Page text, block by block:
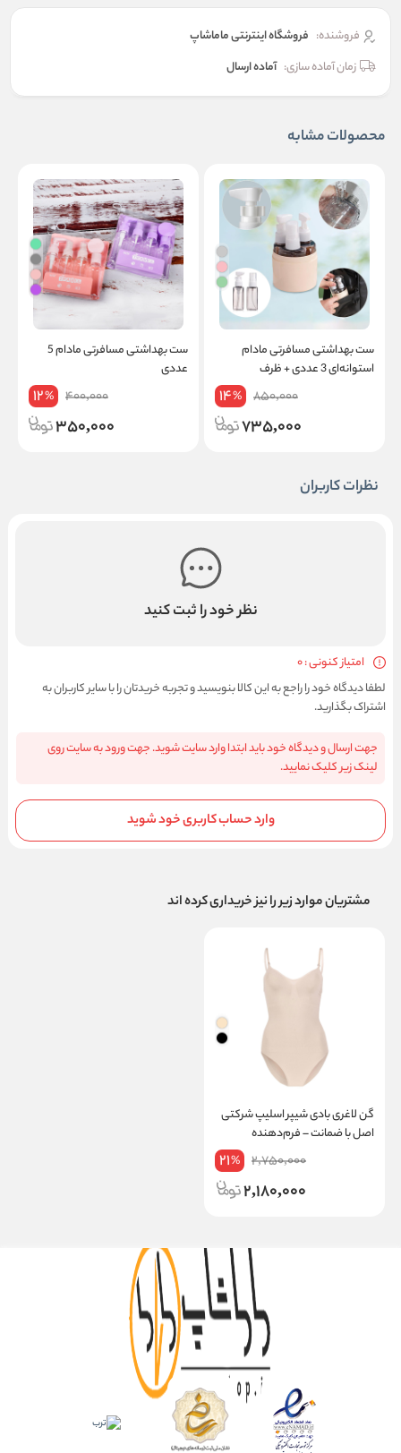
فروشنده: فروشگاه اینترنتی ماماشاپ
زمان آماده سازی: آماده ارسال
محصولات مشابه
ست بهداشتی مسافرتی مادام
استوانه‌ای 3 عددی + ظرف
850,000
14%
735,000
ست بهداشتی مسافرتی مادام 5
عددی
400,000
12%
350,000
نظرات کاربران
نظر خود را ثبت کنید
امتیاز کنونی : 0
لطفا دیدگاه خود را راجع به این کالا بنویسید و تجربه خریدتان را با سایر کاربران به
اشتراک بگذارید.
جهت ارسال و دیدگاه خود باید ابتدا وارد سایت شوید. جهت ورود به سایت روی
لینک زیر کلیک نمایید.
وارد حساب کاربری خود شوید
مشتریان موارد زیر را نیز خریداری کرده اند
گن لاغری بادی شیپر اسلیپ شرکتی
اصل با ضمانت – فرم‌دهنده
خوش‌فرم و راحت برند آرتان کد 2012
2,750,000
21%
2,180,000